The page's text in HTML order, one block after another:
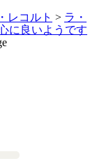
レコルト > ラ・
に良いようです